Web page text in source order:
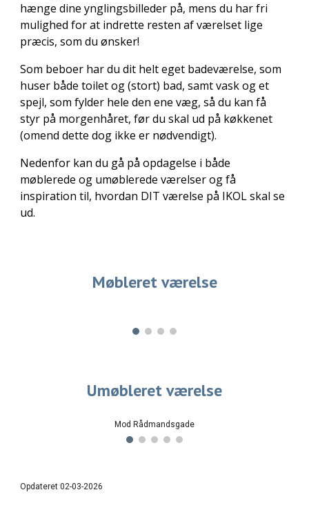
hænge dine ynglingsbilleder på, mens du har fri
mulighed for at indrette resten af værelset lige
præcis, som du ønsker!
Som beboer har du dit helt eget badeværelse, som
huser både toilet og (stort) bad, samt vask og et
spejl, som fylder hele den ene væg, så du kan få
styr på morgenhåret, før du skal ud på køkkenet
(omend dette dog ikke er nødvendigt).
Nedenfor kan du gå på opdagelse i både
møblerede og umøblerede værelser og få
inspiration til, hvordan DIT værelse på IKOL skal se
ud.
Møbleret værelse
Umøbleret værelse
Mod Rådmandsgade
Opdateret 02-03-2026